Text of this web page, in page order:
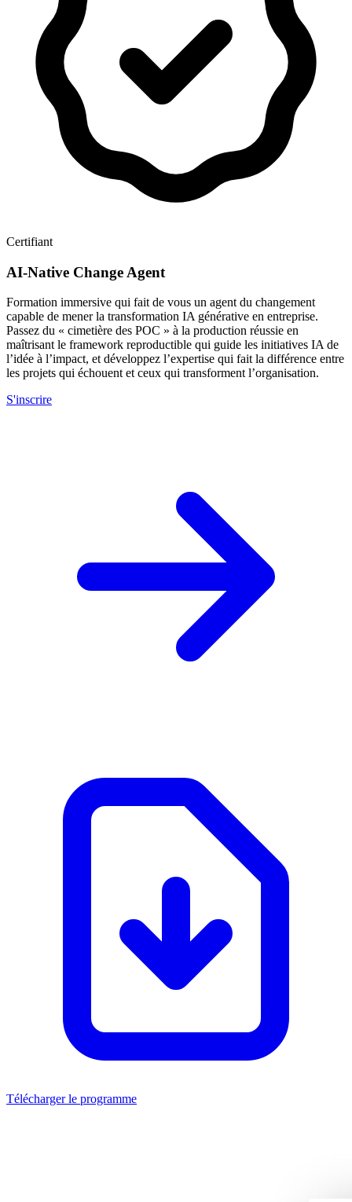
Certifiant
AI-Native Change Agent
Formation immersive qui fait de vous un agent du changement
capable de mener la transformation IA générative en entreprise.
Passez du « cimetière des POC » à la production réussie en
maîtrisant le framework reproductible qui guide les initiatives IA de
l’idée à l’impact, et développez l’expertise qui fait la différence entre
les projets qui échouent et ceux qui transforment l’organisation.
S'inscrire
Télécharger le programme